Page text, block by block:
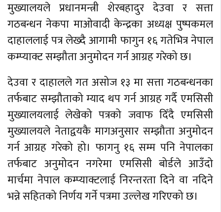
मुख्यालयले प्रधानमन्त्री शेरबहादुर देउवा र सत्ता
गठबन्धन नेकपा माओवादी केन्द्रका अध्यक्ष पुष्पकमल
दाहाललाई पत्र लेख्दै आगामी फागुन १६ गतेभित्र नेपाल
कम्प्याक्ट सम्झौता अनुमोदन गर्न आग्रह गरेको छ।
देउवा र दाहालले गत असोज १३ मा सत्ता गठबन्धनका
तर्फबाट सम्झौताको म्याद थप गर्न आग्रह गर्दै एमसिसी
मुख्यालयलाई लेखेको पत्रको जवाफ दिँदै एमसिसी
मुख्यालयले नेताद्वयकै मागअनुसार सम्झौता अनुमोदन
गर्न आग्रह गरेको हो। फागनु १६ सम्म पनि नेपालका
तर्फबाट अनुमोदन नगरेमा एमसिसी बोर्डले आउँदो
मार्चमा नेपाल कम्प्याक्टलाई निरन्तरता दिने वा नदिने
भन्ने सहितको निर्णय गर्ने पत्रमा उल्लेख गरिएको छ।